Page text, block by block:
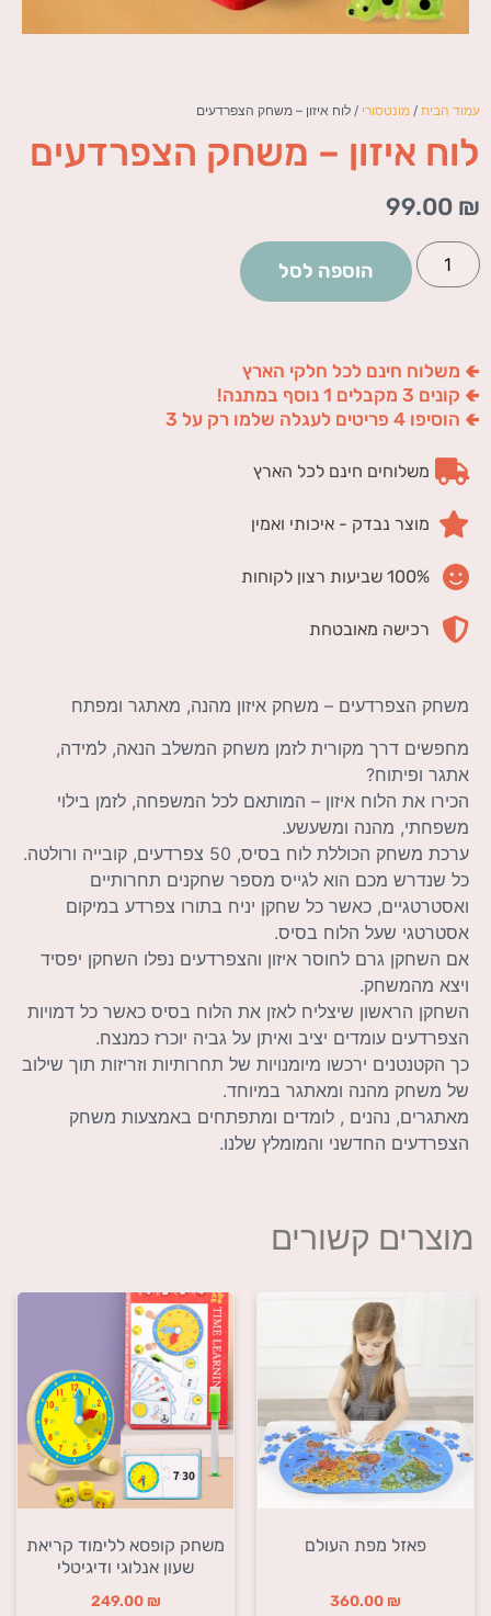
עמוד הבית / מונטסורי / לוח איזון – משחק הצפרדעים
לוח איזון – משחק הצפרדעים
99.00 ₪
הוספה לסל
🢀 משלוח חינם לכל חלקי הארץ
🢀 קונים 3 מקבלים 1 נוסף במתנה!
🢀 הוסיפו 4 פריטים לעגלה שלמו רק על 3
משלוחים חינם לכל הארץ
מוצר נבדק - איכותי ואמין
100% שביעות רצון לקוחות
רכישה מאובטחת
משחק הצפרדעים – משחק איזון מהנה, מאתגר ומפתח
מחפשים דרך מקורית לזמן משחק המשלב הנאה, למידה,
אתגר ופיתוח?
הכירו את הלוח איזון – המותאם לכל המשפחה, לזמן בילוי
משפחתי, מהנה ומשעשע.
ערכת משחק הכוללת לוח בסיס, 50 צפרדעים, קובייה ורולטה.
כל שנדרש מכם הוא לגייס מספר שחקנים תחרותיים
ואסטרטגיים, כאשר כל שחקן יניח בתורו צפרדע במיקום
אסטרטגי שעל הלוח בסיס.
אם השחקן גרם לחוסר איזון והצפרדעים נפלו השחקן יפסיד
ויצא מהמשחק.
השחקן הראשון שיצליח לאזן את הלוח בסיס כאשר כל דמויות
הצפרדעים עומדים יציב ואיתן על גביה יוכרז כמנצח.
כך הקטנטנים ירכשו מיומנויות של תחרותיות וזריזות תוך שילוב
של משחק מהנה ומאתגר במיוחד.
מאתגרים, נהנים , לומדים ומתפתחים באמצעות משחק
הצפרדעים החדשני והמומלץ שלנו.
מוצרים קשורים
פאזל מפת העולם
360.00 ₪
משחק קופסא ללימוד קריאת
שעון אנלוגי ודיגיטלי
249.00 ₪